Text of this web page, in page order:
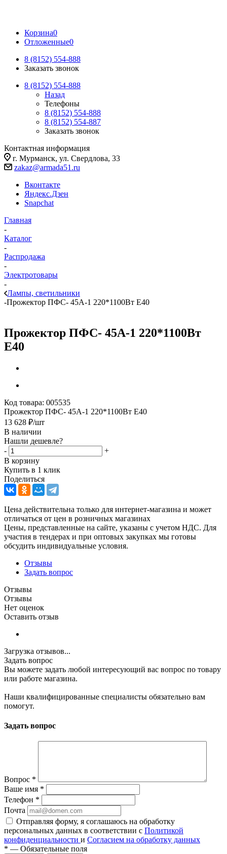
Корзина0
Отложенные0
8 (8152) 554-888
Заказать звонок
8 (8152) 554-888
Назад
Телефоны
8 (8152) 554-888
8 (8152) 554-887
Заказать звонок
Контактная информация
г. Мурманск, ул. Свердлова, 33
zakaz@armada51.ru
Вконтакте
Яндекс.Дзен
Snapchat
Главная
-
Каталог
-
Распродажа
-
Электротовары
-
Лампы, светильники
-Прожектор ПФС- 45А-1 220*1100Вт Е40
Прожектор ПФС- 45А-1 220*1100Вт
Е40
Код товара: 005535
Прожектор ПФС- 45А-1 220*1100Вт Е40
13 628 ₽/шт
В наличии
Нашли дешевле?
-
+
В корзину
Купить в 1 клик
Поделиться
Цена действительна только для интернет-магазина и может
отличаться от цен в розничных магазинах
Цены, представленные на сайте, указаны с учетом НДС. Для
участия в тендерах и при оптовых закупках мы готовы
обсудить индивидуальные условия.
Отзывы
Задать вопрос
Отзывы
Отзывы
Нет оценок
Оставить отзыв
Загрузка отзывов...
Задать вопрос
Вы можете задать любой интересующий вас вопрос по товару
или работе магазина.
Наши квалифицированные специалисты обязательно вам
помогут.
Задать вопрос
Вопрос *
Ваше имя *
Телефон *
Почта
Отправляя форму, я соглашаюсь на обработку
персональных данных в соответствии с Политикой
конфиденциальности и Согласием на обработку данных
* — Обязательные поля